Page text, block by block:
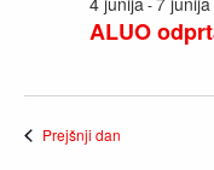
ALUO
-
Prejšnji dan